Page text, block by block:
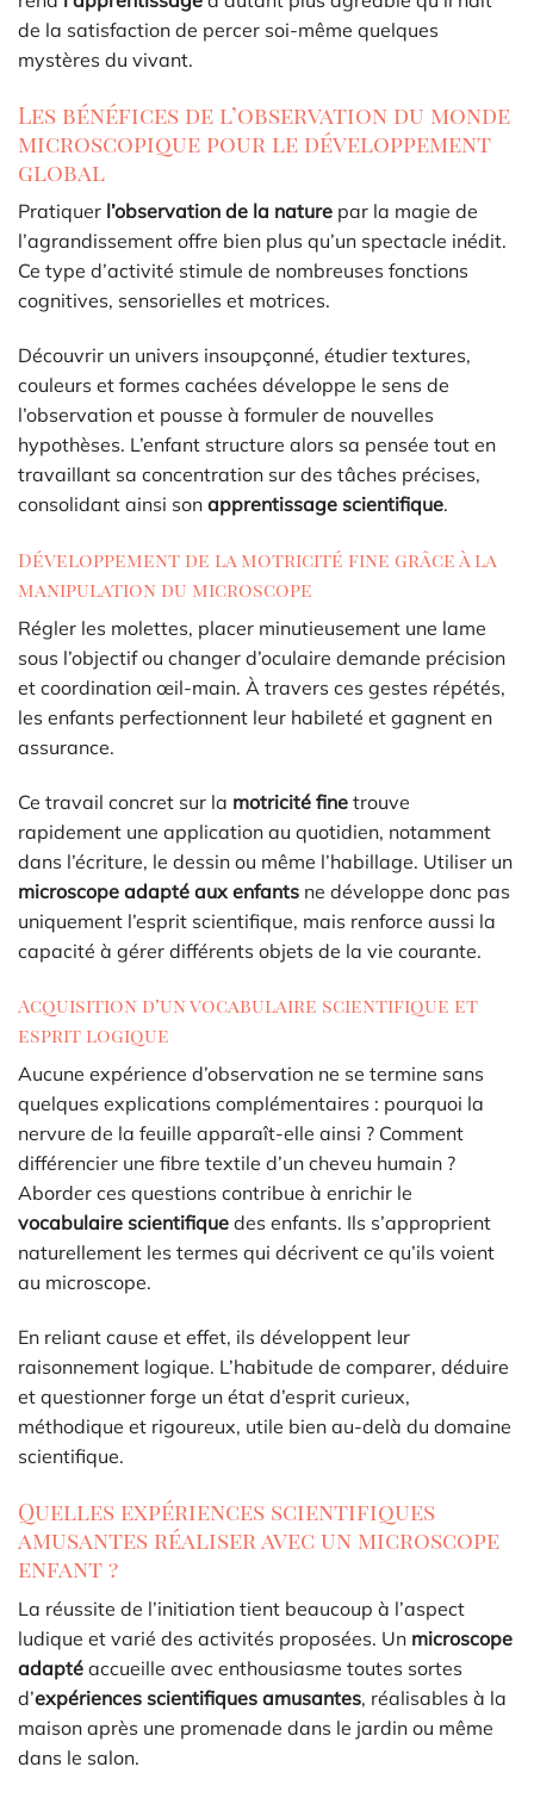
de la satisfaction de percer soi-même quelques
mystères du vivant.
Les bénéfices de l’observation du monde
microscopique pour le développement
global
Pratiquer l’observation de la nature par la magie de
l’agrandissement offre bien plus qu’un spectacle inédit.
Ce type d’activité stimule de nombreuses fonctions
cognitives, sensorielles et motrices.
Découvrir un univers insoupçonné, étudier textures,
couleurs et formes cachées développe le sens de
l’observation et pousse à formuler de nouvelles
hypothèses. L’enfant structure alors sa pensée tout en
travaillant sa concentration sur des tâches précises,
consolidant ainsi son apprentissage scientifique.
Développement de la motricité fine grâce à la
manipulation du microscope
Régler les molettes, placer minutieusement une lame
sous l’objectif ou changer d’oculaire demande précision
et coordination œil-main. À travers ces gestes répétés,
les enfants perfectionnent leur habileté et gagnent en
assurance.
Ce travail concret sur la motricité fine trouve
rapidement une application au quotidien, notamment
dans l’écriture, le dessin ou même l’habillage. Utiliser un
microscope adapté aux enfants ne développe donc pas
uniquement l’esprit scientifique, mais renforce aussi la
capacité à gérer différents objets de la vie courante.
Acquisition d’un vocabulaire scientifique et
esprit logique
Aucune expérience d’observation ne se termine sans
quelques explications complémentaires : pourquoi la
nervure de la feuille apparaît-elle ainsi ? Comment
différencier une fibre textile d’un cheveu humain ?
Aborder ces questions contribue à enrichir le
vocabulaire scientifique des enfants. Ils s’approprient
naturellement les termes qui décrivent ce qu’ils voient
au microscope.
En reliant cause et effet, ils développent leur
raisonnement logique. L’habitude de comparer, déduire
et questionner forge un état d’esprit curieux,
méthodique et rigoureux, utile bien au-delà du domaine
scientifique.
Quelles expériences scientifiques
amusantes réaliser avec un microscope
enfant ?
La réussite de l’initiation tient beaucoup à l’aspect
ludique et varié des activités proposées. Un microscope
adapté accueille avec enthousiasme toutes sortes
d’expériences scientifiques amusantes, réalisables à la
maison après une promenade dans le jardin ou même
dans le salon.